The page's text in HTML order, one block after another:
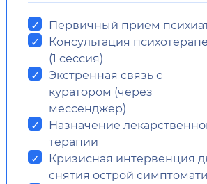
Первичный прием
Консультация
(1 сессия)
Экстренная связь с
куратором (через
мессенджер)
Назначение
терапии
Кризисная интервенция
снятия острой